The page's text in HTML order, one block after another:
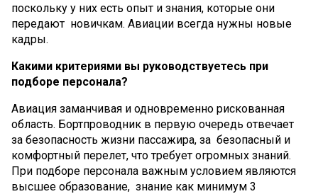
Дети без сопровождения
Перелёт во время беременности
Пассажиры с ограниченными возможностями
Групповая перевозка
поскольку у них есть опыт и знания, которые они
передают новичкам. Авиации всегда нужны новые
кадры.
Какими критериями вы руководствуетесь при
подборе персонала?
Авиация заманчивая и одновременно рискованная
область. Бортпроводник в первую очередь отвечает
за безопасность жизни пассажира, за безопасный и
комфортный перелет, что требует огромных знаний.
При подборе персонала важным условием являются
высшее образование, знание как минимум 3